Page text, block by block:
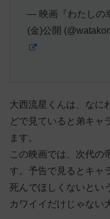
— 映画『わたしの
(金)公開
大西流星くんは、なに
どで見ていると弟キャ
ます。
この映画では、次代の
す。予告で見るとキャ
死んでほしくないとい
カワイイだけじゃない